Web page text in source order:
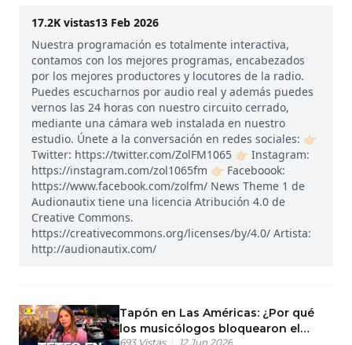
17.2K vistas13 Feb 2026
Nuestra programación es totalmente interactiva,
contamos con los mejores programas, encabezados
por los mejores productores y locutores de la radio.
Puedes escucharnos por audio real y además puedes
vernos las 24 horas con nuestro circuito cerrado,
mediante una cámara web instalada en nuestro
estudio. Únete a la conversación en redes sociales: 👉🏻
Twitter: https://twitter.com/ZolFM1065 👉🏻 Instagram:
https://instagram.com/zol1065fm 👉🏻 Faceboook:
https://www.facebook.com/zolfm/ News Theme 1 de
Audionautix tiene una licencia Atribución 4.0 de
Creative Commons.
https://creativecommons.org/licenses/by/4.0/ Artista:
http://audionautix.com/
Tapón en Las Américas: ¿Por qué
los musicólogos bloquearon el
693 Vistas 12 Jun 2026